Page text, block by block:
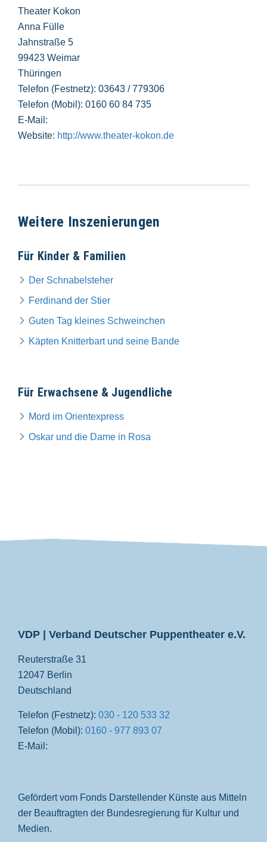
Theater Kokon
Anna Fülle
Jahnstraße 5
99423 Weimar
Thüringen
Telefon (Festnetz): 03643 / 779306
Telefon (Mobil): 0160 60 84 735
E-Mail:
Website: http://www.theater-kokon.de
Weitere Inszenierungen
Für Kinder & Familien
Der Schnabelsteher
Ferdinand der Stier
Guten Tag kleines Schweinchen
Käpten Knitterbart und seine Bande
Für Erwachsene & Jugendliche
Mord im Orientexpress
Oskar und die Dame in Rosa
VDP | Verband Deutscher Puppentheater e.V.
Reuterstraße 31
12047 Berlin
Deutschland
Telefon (Festnetz): 030 - 120 533 32
Telefon (Mobil): 0160 - 977 893 07
E-Mail:
Gefördert vom Fonds Darstellender Künste aus Mitteln
der Beauftragten der Bundesregierung für Kultur und
Medien.